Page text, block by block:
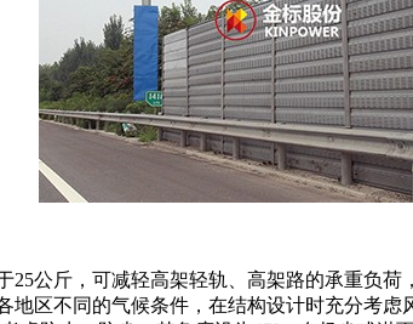
公斤，可减轻高架轻轨、高架路的承重负
区不同的气候条件，在结构设计时充分考